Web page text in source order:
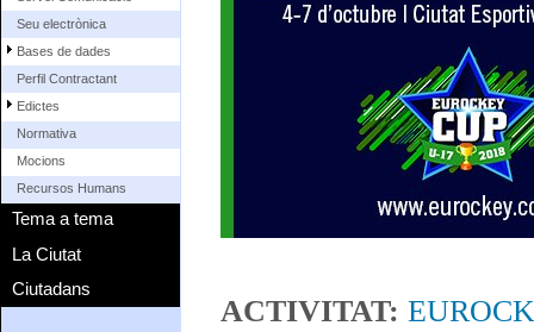
Seu electrònica
Bases de dades
Perfil Contractant
Edictes
Normativa
Mocions
Recursos Humans
Tema a tema
La Ciutat
Ciutadans
ACTIVITAT: